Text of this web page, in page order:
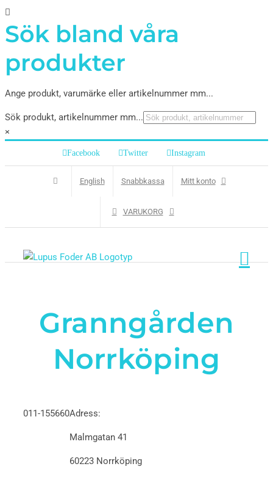
Sök bland våra
produkter
Ange produkt, varumärke eller artikelnummer mm...
Sök produkt, artikelnummer mm...
×
Facebook Twitter Instagram
English Snabbkassa Mitt konto
VARUKORG
Granngården
Norrköping
011-155660Adress:
Malmgatan 41
60223 Norrköping